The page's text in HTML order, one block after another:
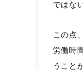
ではな
この点
労働時
うこと